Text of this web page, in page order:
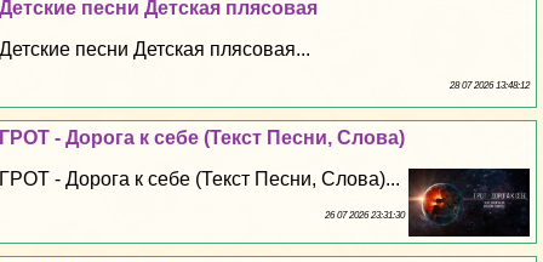
Детские песни Детская плясовая
Детские песни Детская плясовая...
28 07 2026 13:48:12
ГРОТ - Дорога к себе (Текст Песни, Слова)
ГРОТ - Дорога к себе (Текст Песни, Слова)...
26 07 2026 23:31:30